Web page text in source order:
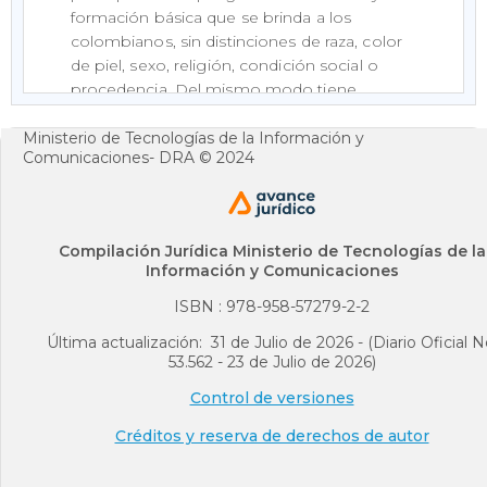
formación básica que se brinda a los
colombianos, sin distinciones de raza, color
de piel, sexo, religión, condición social o
procedencia. Del mismo modo tiene
fraternidad universal.
Todos los niños desde la
concepción en matrimonio, o fuera de el,
tienen derecho a los cuidados y asistencias
especiales del Estado. El gobierno procurará
discriminación en el régimen jurídico de la
familia y toda distinción inferiorizante entre
nombre y a una nacionalidad.
Compilación Jurídica Ministerio de Tecnologías de la
Información y Comunicaciones
ISBN : 978-958-57279-2-2
Última actualización: 31 de Julio de 2026 - (Diario Oficial
53.562 - 23 de Julio de 2026)
Control de versiones
Créditos y reserva de derechos de autor
Ministerio de Tecnologías de la Información y
Comunicaciones- DRA © 2024